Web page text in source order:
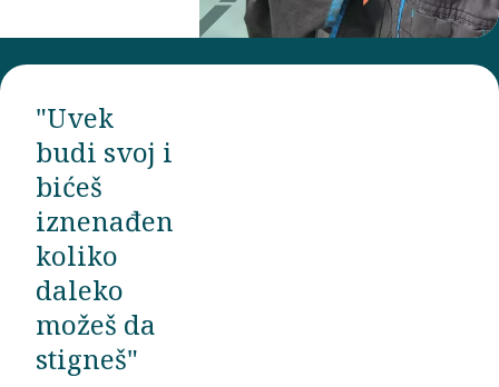
"Uvek
budi svoj i
bićeš
iznenađen
koliko
daleko
možeš da
stigneš"